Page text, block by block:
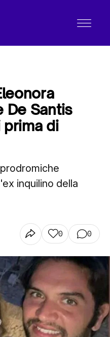
De Santis
di
inquilino della
0 0